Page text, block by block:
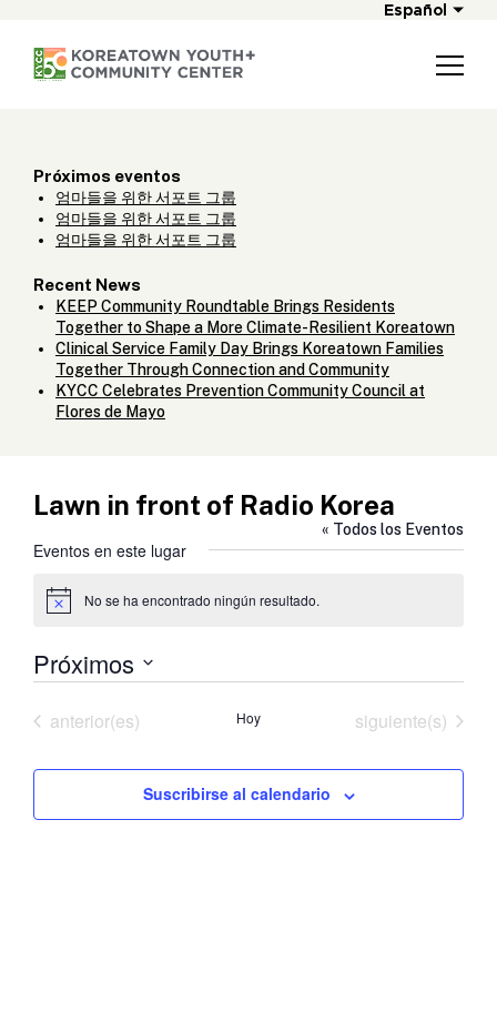
Español
Próximos eventos
엄마들을 위한 서포트 그룹
엄마들을 위한 서포트 그룹
엄마들을 위한 서포트 그룹
Recent News
KEEP Community Roundtable Brings Residents
Together to Shape a More Climate-Resilient Koreatown
Clinical Service Family Day Brings Koreatown Families
Together Through Connection and Community
KYCC Celebrates Prevention Community Council at
Flores de Mayo
Lawn in front of Radio Korea
« Todos los Eventos
Eventos en este lugar
Aviso No se ha encontrado ningún resultado.
Próximos
fecha.
Eventos
anterior(es) Hoy Eventos
siguiente(s)
Suscribirse al calendario